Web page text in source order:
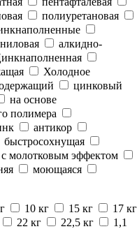
полиуретановая
алкидно-
Холодное
цинковый
на основе
полимера
антикор
быстросохнущая
с молотковым эффектом
моющаяся
10 кг 15 кг
17 кг
22 кг 22,5 кг
1,1